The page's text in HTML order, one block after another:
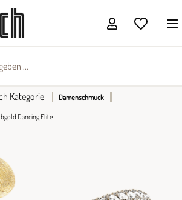
Kategorie Damenschmuck
Dancing Elite